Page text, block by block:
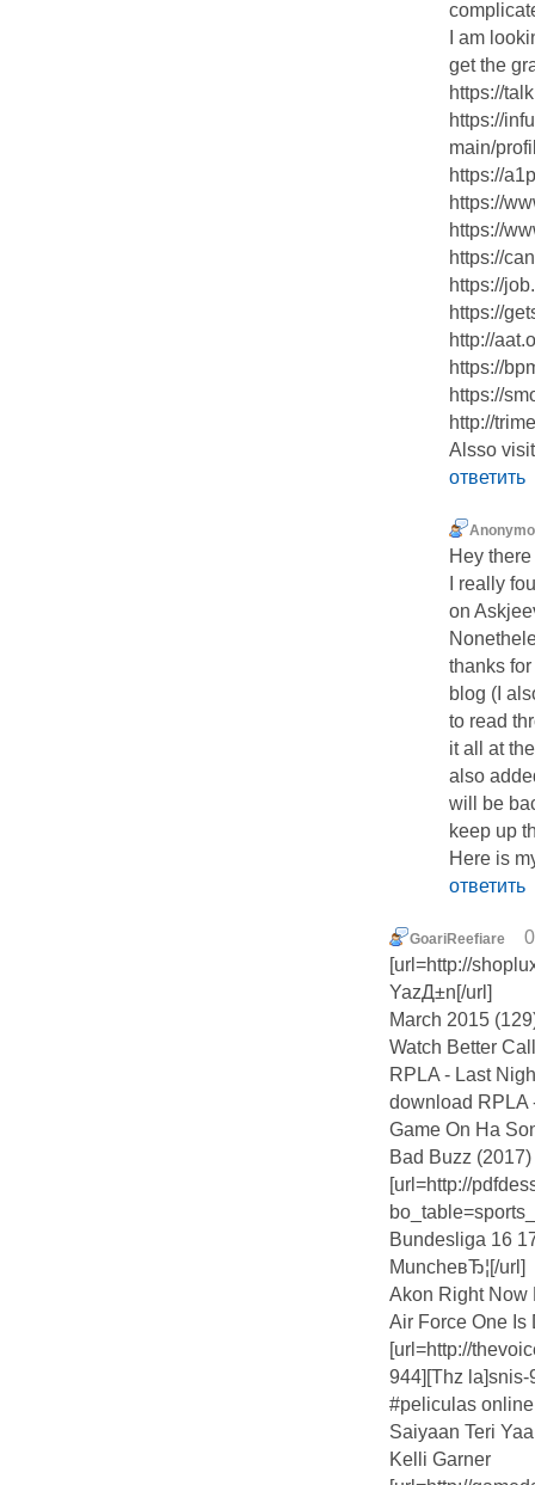
I am
get the
https://
https://
main/
https://
https://
https://
https://
https://
https://
http://
https://
https://
http://
Alsso
ответить
Hey
I really
on
thanks
blog (I
to read
it all at
also
will be
keep up
Here is
ответить
GoariReefiare
[url=http://
YazД±n[/url]
March 2015
Watch Better
RPLA - Last
download RPLA
Game On Ha
Bad Buzz
[url=http://
Bundesliga 16
MuncheвЂ¦[/url]
Akon Right Now
Air Force One Is
[url=http://
944][Thz la]snis-
#peliculas
Saiyaan Teri
Kelli Garner